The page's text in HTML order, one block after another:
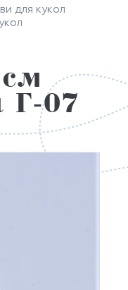
для кукол
Г-07